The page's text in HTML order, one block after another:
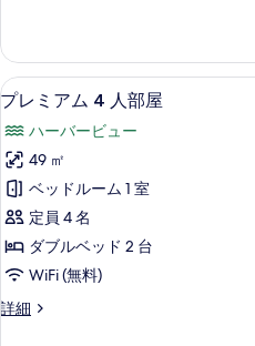
べ
て
の
写
真
を
表
示
る
の
詳
細
屋
ハ
ー
バ
ー
ビ
ュ
ー
の
す
テ
ィ
ブ
人
部
屋
ハ
ー
バ
ー
ビ
ュ
ー
プ
ミ
ア
ム
4
人
部
屋
5
プレミアム 4 人部屋
ハーバービュー
49 ㎡
ベッドルーム 1 室
定員 4 名
ダブルベッド 2 台
WiFi (無料)
詳細
プ